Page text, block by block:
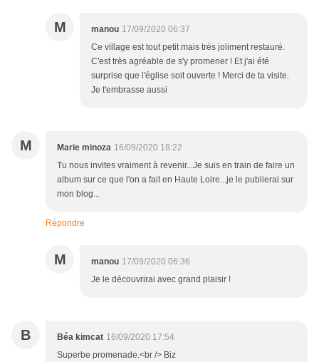
M manou 17/09/2020 06:37
Ce village est tout petit mais très joliment restauré.
C'est très agréable de s'y promener ! Et j'ai été
surprise que l'église soit ouverte ! Merci de ta visite.
Je t'embrasse aussi
M Marie minoza 16/09/2020 18:22
Tu nous invites vraiment à revenir...Je suis en train de faire un
album sur ce que l'on a fait en Haute Loire...je le publierai sur
mon blog...
Répondre
M manou 17/09/2020 06:36
Je le découvrirai avec grand plaisir !
B Béa kimcat 16/09/2020 17:54
Superbe promenade.<br /> Biz